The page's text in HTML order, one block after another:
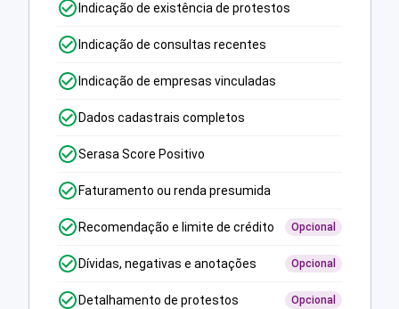
Indicação de existência de protestos
Indicação de consultas recentes
Indicação de empresas vinculadas
Dados cadastrais completos
Serasa Score Positivo
Faturamento ou renda presumida
Recomendação e limite de crédito Opcional
Dívidas, negativas e anotações Opcional
Detalhamento de protestos Opcional